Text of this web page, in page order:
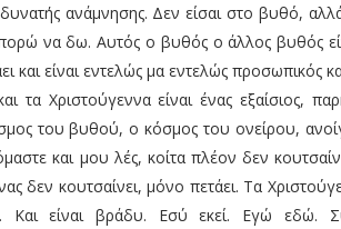
ανάμνησης. Δεν είσαι στο βυθό,
να δω. Αυτός ο βυθός ο άλλος βυθός
είναι εντελώς μα εντελώς προσωπικός
τα Χριστούγεννα είναι ένας εξαίσιος,
του βυθού, ο κόσμος του ονείρου,
και μου λές, κοίτα πλέον δεν
δεν κουτσαίνει, μόνο πετάει. Τα
Και είναι βράδυ. Εσύ εκεί. Εγώ εδώ.